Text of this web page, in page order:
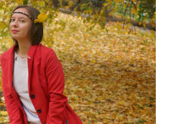
pleasing. As always I wanted to set up a
My topic for today is long formal
online shop I picked the best for me